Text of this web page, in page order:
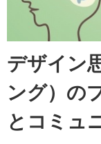
デザイン
ング）の
とコミュ